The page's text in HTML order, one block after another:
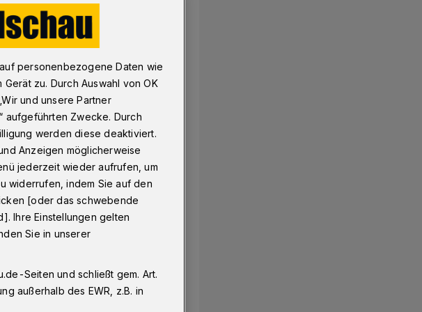
(18.
48)
personenbezogene Daten wie
zu. Durch Auswahl von OK
und unsere Partner
aufgeführten Zwecke. Durch
werden diese deaktiviert.
Anzeigen möglicherweise
jederzeit wieder aufrufen, um
widerrufen, indem Sie auf den
[oder das schwebende
Ihre Einstellungen gelten
Sie in unserer
Seiten und schließt gem. Art.
außerhalb des EWR, z.B. in